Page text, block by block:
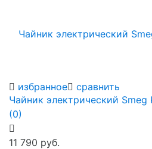
избранное сравнить
Чайник электрический Smeg
(0)
11 790 руб.